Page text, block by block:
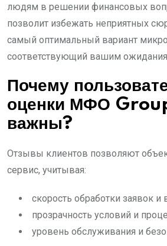
людям в решении финансовых
позволит избежать неприятных
самый оптимальный вариант
соответствующий вашим
Почему
оценки МФО
важны?
Отзывы клиентов позволяют
сервис, учитывая:
скорость обработки заявок и
прозрачность условий и
уровень обслуживания и